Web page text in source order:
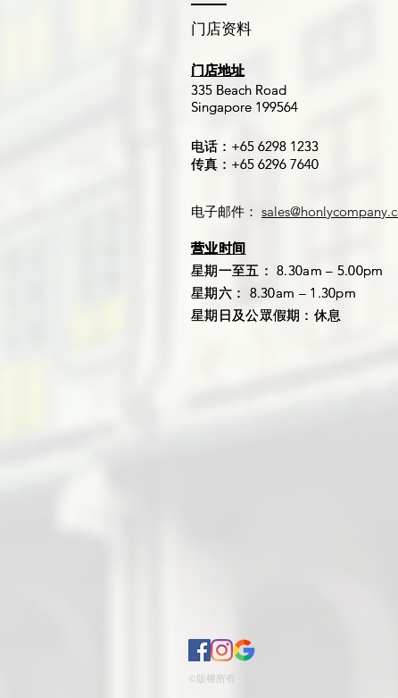
​门店资料
门店地址
​335 Beach Road
Singapore 199564
电话：+65 6298 1233
传真：+65 6296 7640
门店地址
​335 Beach Road
Singapore 199564
电话：+65 6298 1233
传真：+65 6296 7640
电子邮件：
营业时间
星期一至五： 8.30am – 5.00pm
星期六： 8.30am – 1.30pm
星期日及公眾假期：休息
营业时间
星期一至五： 8.30am – 5.00pm
星期六： 8.30am – 1.30pm
星期日及公眾假期：休息
©版權所有